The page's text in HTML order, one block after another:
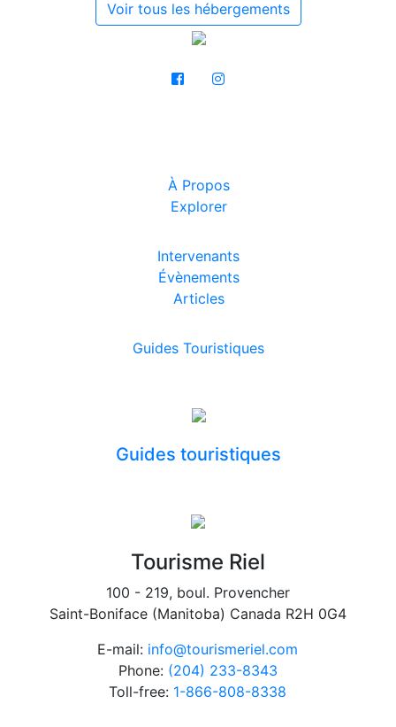
Voir tous les hébergements
À Propos
Explorer
Intervenants
Évènements
Articles
Guides Touristiques
Guides touristiques
Tourisme Riel
100 - 219, boul. Provencher
Saint-Boniface (Manitoba) Canada R2H 0G4
E-mail: info@tourismeriel.com
Phone: (204) 233-8343
Toll-free: 1-866-808-8338